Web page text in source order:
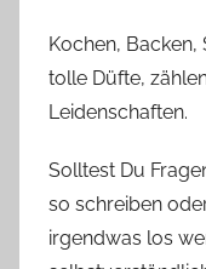
Kochen,
tolle Düfte,
Leidenschaften.
Solltest Du
so schreiben
irgendwas los